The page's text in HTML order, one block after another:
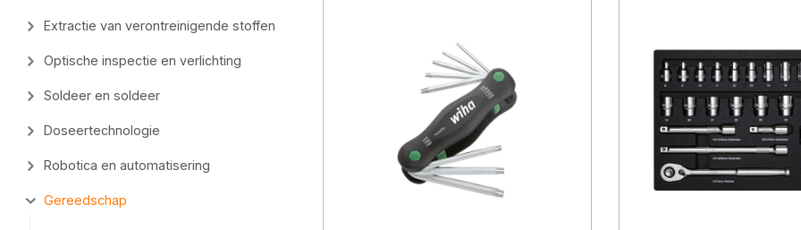
Extractie van verontreinigende stoffen
Optische inspectie en verlichting
Soldeer en soldeer
Doseertechnologie
Robotica en automatisering
Gereedschap